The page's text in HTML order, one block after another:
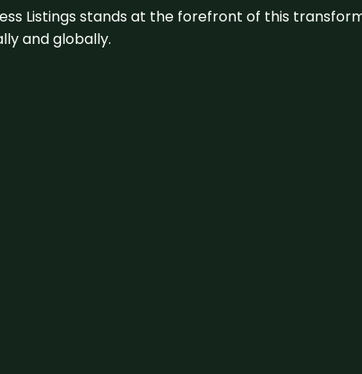
Listings stands at the forefront of this
and globally.